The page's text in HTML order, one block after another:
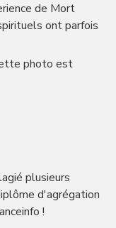
de Mort
ont parfois
photo est
plusieurs
d'agrégation
!